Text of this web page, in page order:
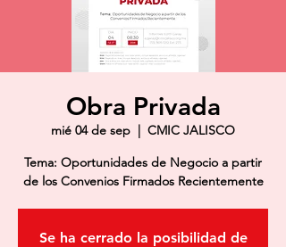
Obra Privada
mié 04 de sep
  |
CMIC JALISCO
Tema: Oportunidades de Negocio a partir
de los Convenios Firmados Recientemente
Se ha cerrado la posibilidad de